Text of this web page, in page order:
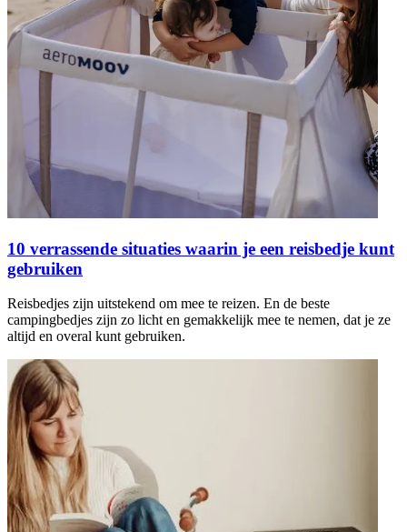
10 verrassende situaties waarin je een reisbedje kunt
gebruiken
Reisbedjes zijn uitstekend om mee te reizen. En de beste
campingbedjes zijn zo licht en gemakkelijk mee te nemen, dat je ze
altijd en overal kunt gebruiken.